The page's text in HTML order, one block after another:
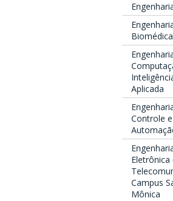
Biomédica
Aplicada
Controle e
Eletrônica
Campus
Mônica